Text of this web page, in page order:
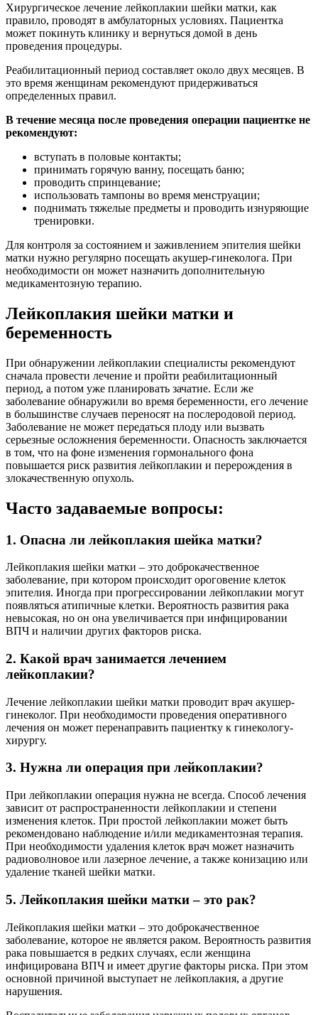
Хирургическое лечение лейкоплакии шейки матки, как
правило, проводят в амбулаторных условиях. Пациентка
может покинуть клинику и вернуться домой в день
проведения процедуры.
Реабилитационный период составляет около двух месяцев. В
это время женщинам рекомендуют придерживаться
определенных правил.
В течение месяца после проведения операции пациентке не
рекомендуют:
вступать в половые контакты;
принимать горячую ванну, посещать баню;
проводить спринцевание;
использовать тампоны во время менструации;
поднимать тяжелые предметы и проводить изнуряющие
тренировки.
Для контроля за состоянием и заживлением эпителия шейки
матки нужно регулярно посещать акушер-гинеколога. При
необходимости он может назначить дополнительную
медикаментозную терапию.
Лейкоплакия шейки матки и
беременность
При обнаружении лейкоплакии специалисты рекомендуют
сначала провести лечение и пройти реабилитационный
период, а потом уже планировать зачатие. Если же
заболевание обнаружили во время беременности, его лечение
в большинстве случаев переносят на послеродовой период.
Заболевание не может передаться плоду или вызвать
серьезные осложнения беременности. Опасность заключается
в том, что на фоне изменения гормонального фона
повышается риск развития лейкоплакии и перерождения в
злокачественную опухоль.
Часто задаваемые вопросы:
1. Опасна ли лейкоплакия шейка матки?
Лейкоплакия шейки матки – это доброкачественное
заболевание, при котором происходит ороговение клеток
эпителия. Иногда при прогрессировании лейкоплакии могут
появляться атипичные клетки. Вероятность развития рака
невысокая, но он она увеличивается при инфицировании
ВПЧ и наличии других факторов риска.
2. Какой врач занимается лечением
лейкоплакии?
Лечение лейкоплакии шейки матки проводит врач акушер-
гинеколог. При необходимости проведения оперативного
лечения он может перенаправить пациентку к гинекологу-
хирургу.
3. Нужна ли операция при лейкоплакии?
При лейкоплакии операция нужна не всегда. Способ лечения
зависит от распространенности лейкоплакии и степени
изменения клеток. При простой лейкоплакии может быть
рекомендовано наблюдение и/или медикаментозная терапия.
При необходимости удаления клеток врач может назначить
радиоволновое или лазерное лечение, а также конизацию или
удаление тканей шейки матки.
5. Лейкоплакия шейки матки – это рак?
Лейкоплакия шейки матки – это доброкачественное
заболевание, которое не является раком. Вероятность развития
рака повышается в редких случаях, если женщина
инфицирована ВПЧ и имеет другие факторы риска. При этом
основной причиной выступает не лейкоплакия, а другие
нарушения.